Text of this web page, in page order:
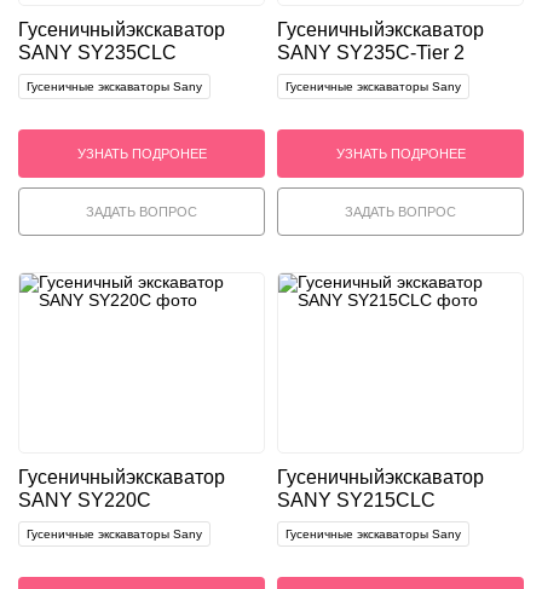
Гусеничныйэкскаватор
SANY SY235CLC
Гусеничные экскаваторы Sany
УЗНАТЬ ПОДРОНЕЕ
ЗАДАТЬ ВОПРОС
Гусеничныйэкскаватор
SANY SY235C-Tier 2
Гусеничные экскаваторы Sany
УЗНАТЬ ПОДРОНЕЕ
ЗАДАТЬ ВОПРОС
Гусеничныйэкскаватор
SANY SY220C
Гусеничные экскаваторы Sany
Гусеничныйэкскаватор
SANY SY215CLC
Гусеничные экскаваторы Sany